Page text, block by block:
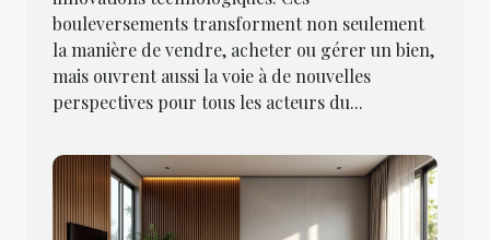
bouleversements transforment non seulement
la manière de vendre, acheter ou gérer un bien,
mais ouvrent aussi la voie à de nouvelles
perspectives pour tous les acteurs du...